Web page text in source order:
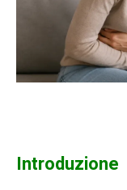
Introduzione